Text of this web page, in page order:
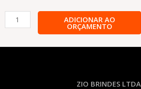
Pasta
Convenção
quantidade
ADICIONAR AO
ORÇAMENTO
ZIO BRINDES LTDA